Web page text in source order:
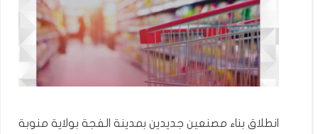
انطلاق بناء مصنعين جديدين بمدينة الفجة بولاية منوبة